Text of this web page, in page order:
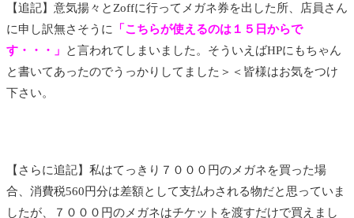
【追記】意気揚々とZoffに行ってメガネ券を出した所、店員さん
に申し訳無さそうに
「こちらが使えるのは１５日からで
す・・・」
と言われてしまいました。そういえばHPにもちゃん
と書いてあったのでうっかりしてました＞＜皆様はお気をつけ
下さい。
【さらに追記】私はてっきり７０００円のメガネを買った場
合、消費税560円分は差額として支払わされる物だと思っていま
したが、７０００円のメガネはチケットを渡すだけで買えまし